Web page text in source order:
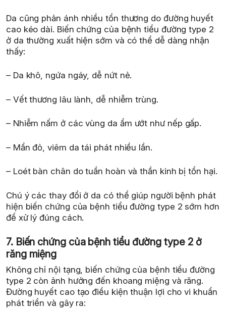
Da cũng phản ánh nhiều tổn thương do đường huyết
cao kéo dài. Biến chứng của bệnh tiểu đường type 2
ở da thường xuất hiện sớm và có thể dễ dàng nhận
thấy:
– Da khô, ngứa ngáy, dễ nứt nẻ.
– Vết thương lâu lành, dễ nhiễm trùng.
– Nhiễm nấm ở các vùng da ẩm ướt như nếp gấp.
– Mẩn đỏ, viêm da tái phát nhiều lần.
– Loét bàn chân do tuần hoàn và thần kinh bị tổn hại.
Chú ý các thay đổi ở da có thể giúp người bệnh phát
hiện biến chứng của bệnh tiểu đường type 2 sớm hơn
để xử lý đúng cách.
7. Biến chứng của bệnh tiểu đường type 2 ở
răng miệng
Không chỉ nội tạng, biến chứng của bệnh tiểu đường
type 2 còn ảnh hưởng đến khoang miệng và răng.
Đường huyết cao tạo điều kiện thuận lợi cho vi khuẩn
phát triển và gây ra: